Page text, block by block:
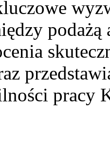
podażą
pracy